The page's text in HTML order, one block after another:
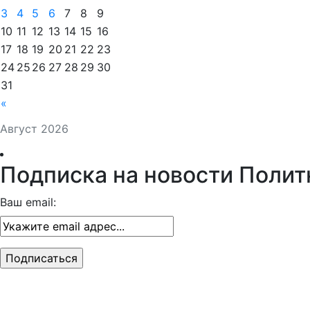
Август 2026
«
3
4 5 6 7 8
9
10 11 12 13 14 15 16
17 18 19 20 21 22 23
24 25 26 27 28 29 30
31
Подписка на новости
Ваш email: